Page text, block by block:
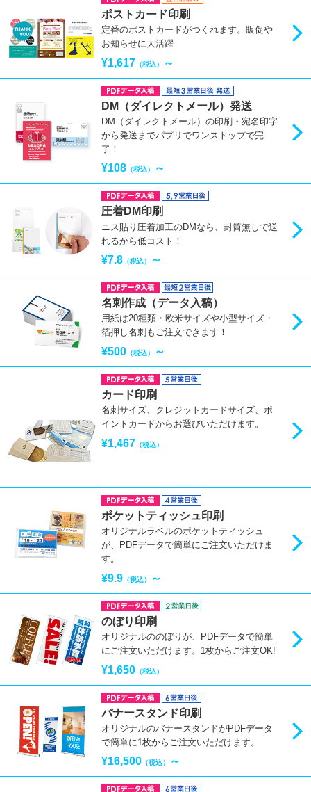
ポストカード印刷
定番のポストカードがつくれます。販促や
お知らせに大活躍
¥1,617 （税込） ～
DM（ダイレクトメール）発送
DM（ダイレクトメール）の印刷・宛名印字
から発送までパプリでワンストップで完
了！
¥108 （税込） ～
圧着DM印刷
ニス貼り圧着加工のDMなら、封筒無しで送
れるから低コスト！
¥7.8 （税込） ～
名刺作成（データ入稿）
用紙は20種類・欧米サイズや小型サイズ・
箔押し名刺もご注文できます！
¥500 （税込） ～
カード印刷
名刺サイズ、クレジットカードサイズ、ポ
イントカードからお選びいただけます。
¥1,467 （税込）
ポケットティッシュ印刷
オリジナルラベルのポケットティッシュ
が、PDFデータで簡単にご注文いただけま
す。
¥9.9 （税込） ～
のぼり印刷
オリジナルののぼりが、PDFデータで簡単
にご注文いただけます。1枚からご注文OK!
¥1,650 （税込）
バナースタンド印刷
オリジナルのバナースタンドがPDFデータ
で簡単に1枚からご注文いただけます。
¥16,500 （税込） ～